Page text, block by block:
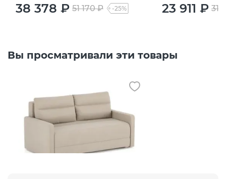
38 378 ₽ 51 170 ₽ -25% 23 911 ₽ 31
Вы просматривали эти товары